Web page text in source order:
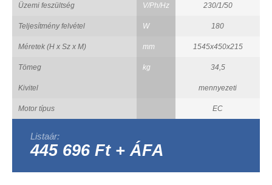
Üzemi feszültség V/Ph/Hz 230/1/50
Teljesítmény felvétel W 180
Méretek (H x Sz x M) mm 1545x450x215
Tömeg kg 34,5
Kivitel mennyezeti
Motor típus EC
Listaár:
445 696 Ft + ÁFA